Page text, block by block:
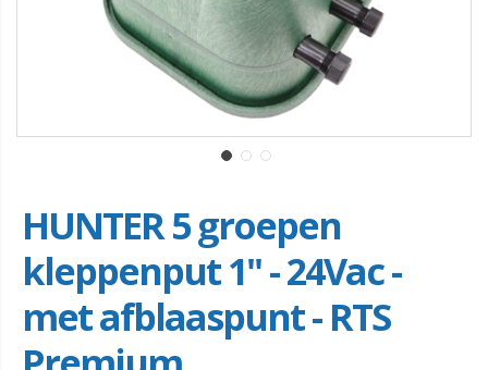
HUNTER 5 groepen
kleppenput 1" - 24Vac -
met afblaaspunt - RTS